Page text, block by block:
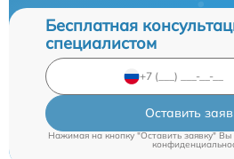
Бесплатная
специалистом
Оставить
Нажимая на кнопку "Оставить заявку"